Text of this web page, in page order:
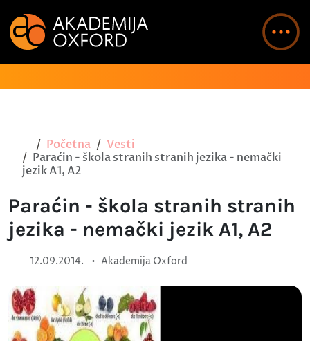
Početna
Vesti
Paraćin - škola stranih stranih jezika - nemački
jezik A1, A2
Paraćin - škola stranih stranih
jezika - nemački jezik A1, A2
12.09.2014. • Akademija Oxford